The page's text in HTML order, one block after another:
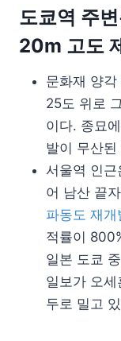
도쿄역 주
20m 고도
문화재 양
25도 위로
이다. 종묘
발이 무산
서울역 인
어 남산 끝
파동도 재
적률이
일본 도쿄
일보가 오
두로 밀고